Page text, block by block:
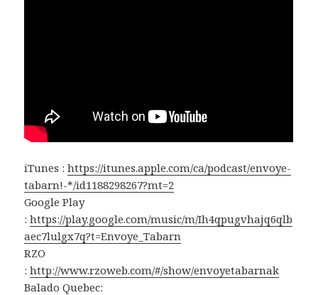
iTunes :https://itunes.apple.com/ca/podcast/envoye-
tabarn!-*/id1188298267?mt=2
Google Play
:https://play.google.com/music/m/Ih4qpugvhajq6qlb
aec7lulgx7q?t=Envoye_Tabarn
RZO
:http://www.rzoweb.com/#/show/envoyetabarnak
Balado Quebec: